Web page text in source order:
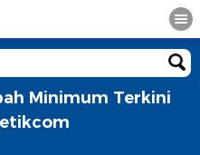
Minimum Terkini